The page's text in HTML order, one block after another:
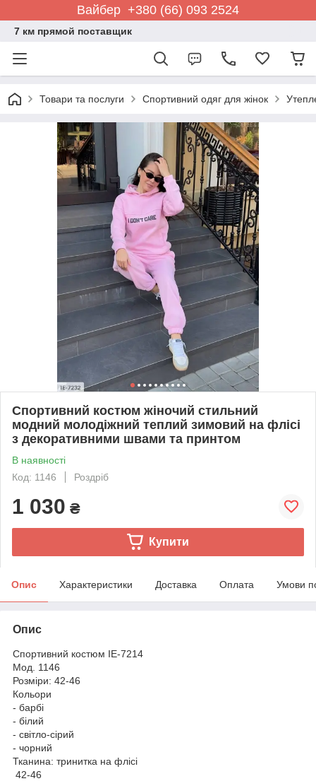
Вайбер +380 (66) 093 2524
7 км прямой поставщик
Товари та послуги Спортивний одяг для жінок
Спортивний костюм жіночий стильний
модний молодіжний теплий зимовий на флісі
з декоративними швами та принтом
В наявності
Код: 1146
Роздріб
1 030 ₴
Купити
Опис Характеристики Доставка Оплата Умови
Опис
Спортивний костюм IE-7214
Мод. 1146
Розміри: 42-46
Кольори
- барбі
- білий
- світло-сірий
- чорний
Тканина: тринитка на флісі
42-46